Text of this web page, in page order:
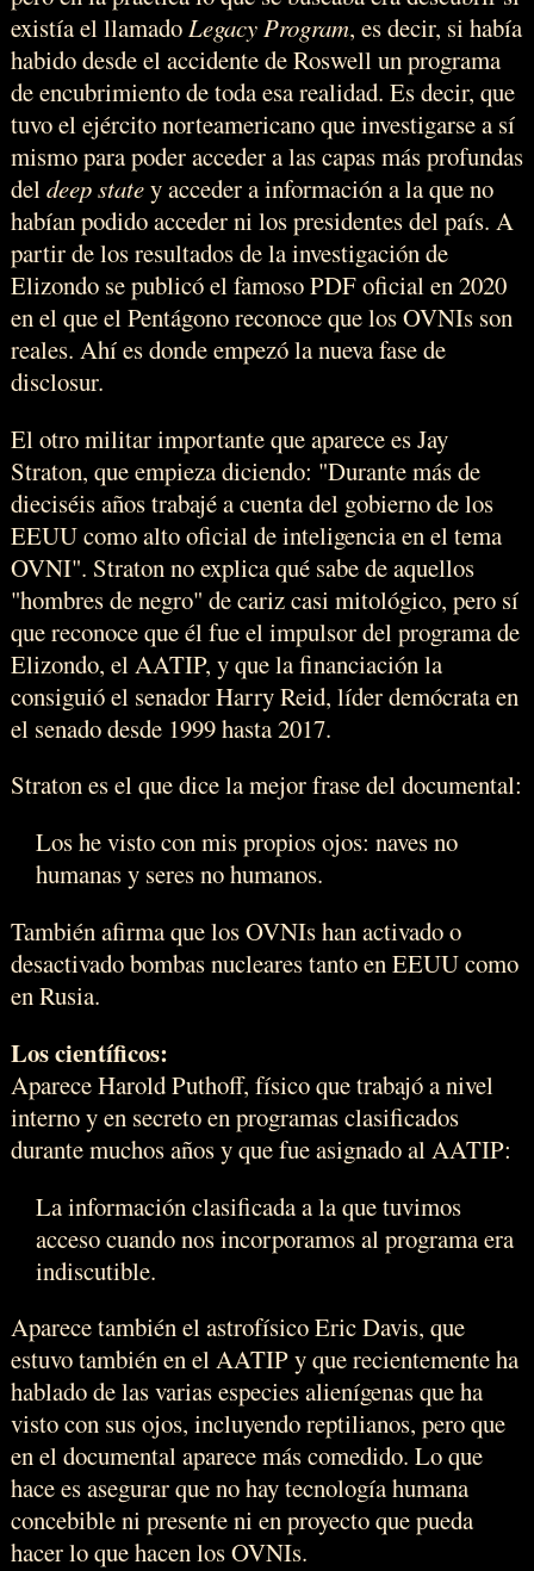
existía el llamadoLegacy Program, es decir, si había
habido desde el accidente de Roswell un programa
de encubrimiento de toda esa realidad. Es decir, que
tuvo el ejército norteamericano que investigarse a sí
mismo para poder acceder a las capas más profundas
deldeep statey acceder a información a la que no
habían podido acceder ni los presidentes del país. A
partir de los resultados de la investigación de
Elizondo se publicó el famoso PDF oficial en 2020
en el que el Pentágono reconoce que los OVNIs son
reales. Ahí es donde empezó la nueva fase de
disclosur.
El otro militar importante que aparece es Jay
Straton, que empieza diciendo: "Durante más de
dieciséis años trabajé a cuenta del gobierno de los
EEUU como alto oficial de inteligencia en el tema
OVNI". Straton no explica qué sabe de aquellos
"hombres de negro" de cariz casi mitológico, pero sí
que reconoce que él fue el impulsor del programa de
Elizondo, el AATIP, y que la financiación la
consiguió el senador Harry Reid, líder demócrata en
el senado desde 1999 hasta 2017.
Straton es el que dice la mejor frase del documental:
Los he visto con mis propios ojos: naves no
humanas y seres no humanos.
También afirma que los OVNIs han activado o
desactivado bombas nucleares tanto en EEUU como
en Rusia.
Los científicos:
Aparece Harold Puthoff, físico que trabajó a nivel
interno y en secreto en programas clasificados
durante muchos años y que fue asignado al AATIP:
La información clasificada a la que tuvimos
acceso cuando nos incorporamos al programa era
indiscutible.
Aparece también el astrofísico Eric Davis, que
estuvo también en el AATIP y que recientemente ha
hablado de las varias especies alienígenas que ha
visto con sus ojos, incluyendo reptilianos, pero que
en el documental aparece más comedido. Lo que
hace es asegurar que no hay tecnología humana
concebible ni presente ni en proyecto que pueda
hacer lo que hacen los OVNIs.